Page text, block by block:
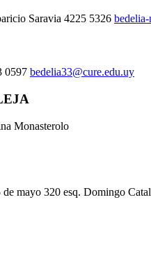
Saravia 4225 5326
0597 bedelia33@cure.edu.uy
Monasterolo
mayo 320 esq. Domingo